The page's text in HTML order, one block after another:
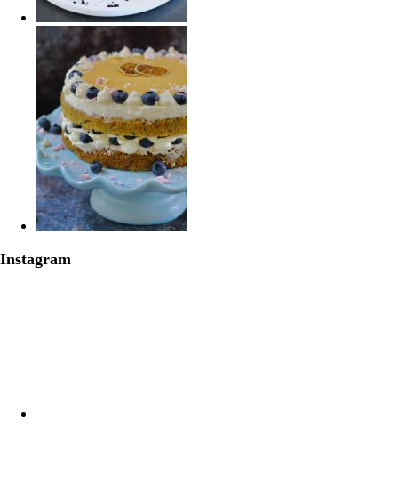
Instagram